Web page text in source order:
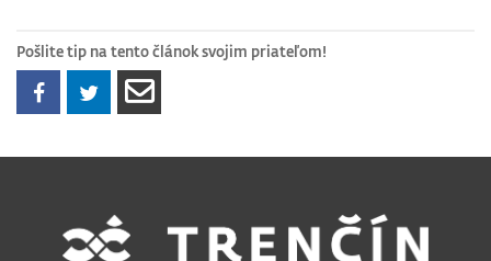
Pošlite tip na tento článok svojim priateľom!